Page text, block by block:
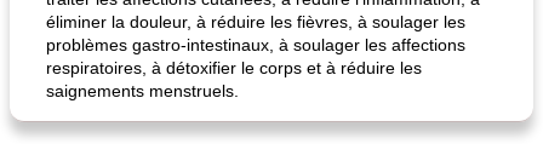
éliminer la douleur, à réduire les fièvres, à soulager les
problèmes gastro-intestinaux, à soulager les affections
respiratoires, à détoxifier le corps et à réduire les
saignements menstruels.